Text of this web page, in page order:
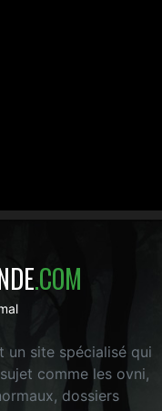
.COM
un site spécialisé qui
comme les ovni,
dossiers